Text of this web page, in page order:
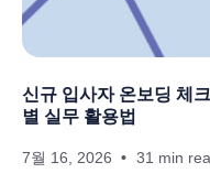
신규 입사자 온보딩 체
별 실무 활용법
7월 16, 2026 31 min